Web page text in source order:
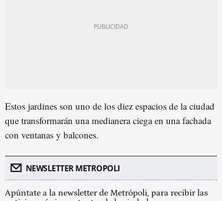
Estos jardines son uno de los diez espacios de la ciudad
que transformarán una medianera ciega en una fachada
con ventanas y balcones.
NEWSLETTER METROPOLI
Apúntate a la newsletter de Metrópoli, para recibir las